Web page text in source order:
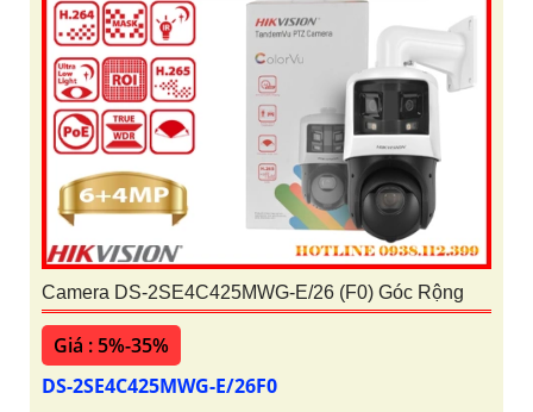
Camera DS-2SE4C425MWG-E/26 (F0) Góc Rộng
Giá : 5%-35%
DS-2SE4C425MWG-E/26F0